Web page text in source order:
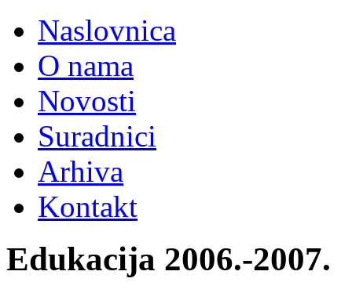
Naslovnica
O nama
Novosti
Suradnici
Arhiva
Kontakt
Edukacija 2006.-2007.